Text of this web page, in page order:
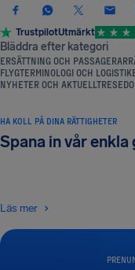
TrustpilotUtmärkt
Bläddra efter kategori
ERSÄTTNING OCH
FLYGTERMINOLOGI OCH LOGISTIK
NYHETER OCH AKTUELLT
HA KOLL PÅ DINA RÄTTIGHETER
Spana in vår enkla
Läs mer